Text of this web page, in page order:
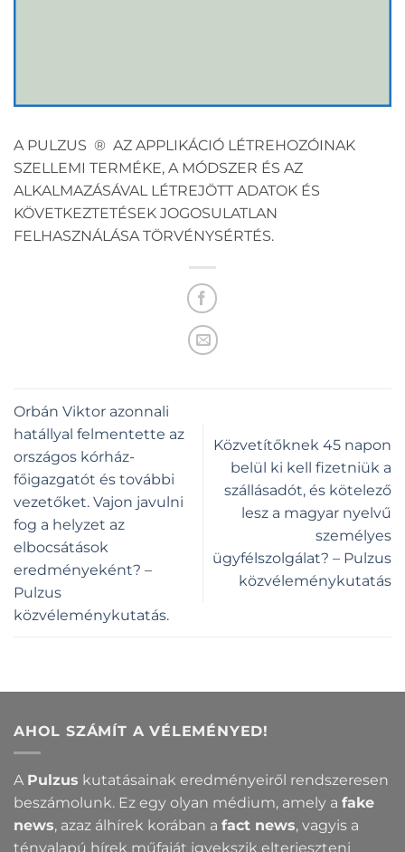
A PULZUS ® AZ APPLIKÁCIÓ LÉTREHOZÓINAK
SZELLEMI TERMÉKE, A MÓDSZER ÉS AZ
ALKALMAZÁSÁVAL LÉTREJÖTT ADATOK ÉS
KÖVETKEZTETÉSEK JOGOSULATLAN
FELHASZNÁLÁSA TÖRVÉNYSÉRTÉS.
Orbán Viktor azonnali
hatállyal felmentette az
országos kórház-
főigazgatót és további
vezetőket. Vajon javulni
fog a helyzet az
elbocsátások
eredményeként? –
Pulzus
közvéleménykutatás.
Közvetítőknek 45 napon
belül ki kell fizetniük a
szállásadót, és kötelező
lesz a magyar nyelvű
személyes
ügyfélszolgálat? – Pulzus
közvéleménykutatás
AHOL SZÁMÍT A VÉLEMÉNYED!
A Pulzus kutatásainak eredményeiről rendszeresen
beszámolunk. Ez egy olyan médium, amely a fake
news, azaz álhírek korában a fact news, vagyis a
tényalapú hírek műfaját igyekszik elterjeszteni